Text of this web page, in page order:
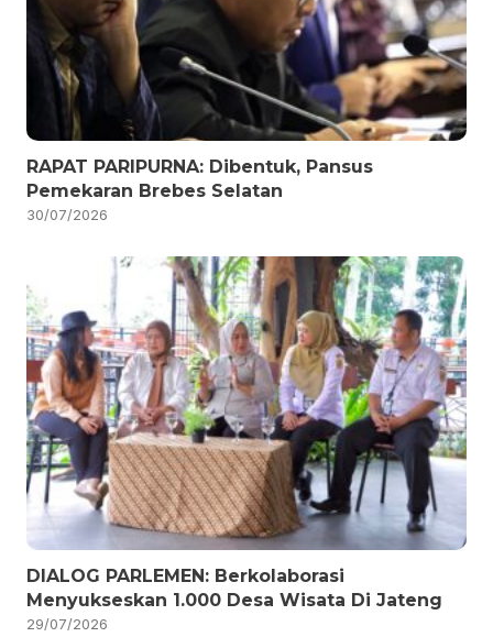
RAPAT PARIPURNA: Dibentuk, Pansus
Pemekaran Brebes Selatan
30/07/2026
DIALOG PARLEMEN: Berkolaborasi
Menyukseskan 1.000 Desa Wisata Di Jateng
29/07/2026